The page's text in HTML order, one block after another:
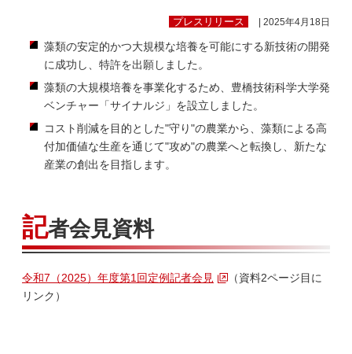
プレスリリース | 2025年4月18日
藻類の安定的かつ大規模な培養を可能にする新技術の開発
に成功し、特許を出願しました。
藻類の大規模培養を事業化するため、豊橋技術科学大学発
ベンチャー「サイナルジ」を設立しました。
コスト削減を目的とした"守り"の農業から、藻類による高
付加価値な生産を通じて"攻め"の農業へと転換し、新たな
産業の創出を目指します。
記者会見資料
令和7（2025）年度第1回定例記者会見
（資料2ページ目に
リンク）